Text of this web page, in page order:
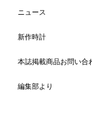
ニュース
新作時計
本誌掲載商品お問い合
編集部より